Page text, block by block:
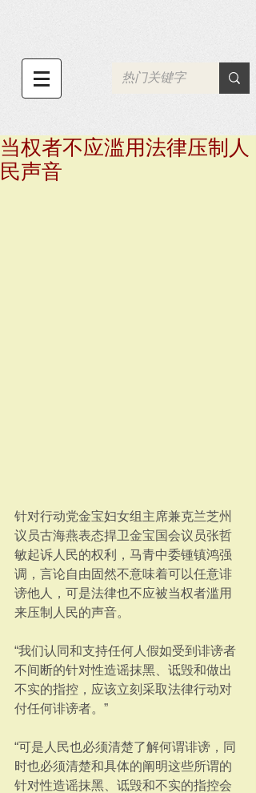
当权者不应滥用法律压制人
民声音
针对行动党金宝妇女组主席兼克兰芝州
议员古海燕表态捍卫金宝国会议员张哲
敏起诉人民的权利，马青中委锺镇鸿强
调，言论自由固然不意味着可以任意诽
谤他人，可是法律也不应被当权者滥用
来压制人民的声音。
“我们认同和支持任何人假如受到诽谤者
不间断的针对性造谣抹黑、诋毁和做出
不实的指控，应该立刻采取法律行动对
付任何诽谤者。”
“可是人民也必须清楚了解何谓诽谤，同
时也必须清楚和具体的阐明这些所谓的
针对性造谣抹黑、诋毁和不实的指控会